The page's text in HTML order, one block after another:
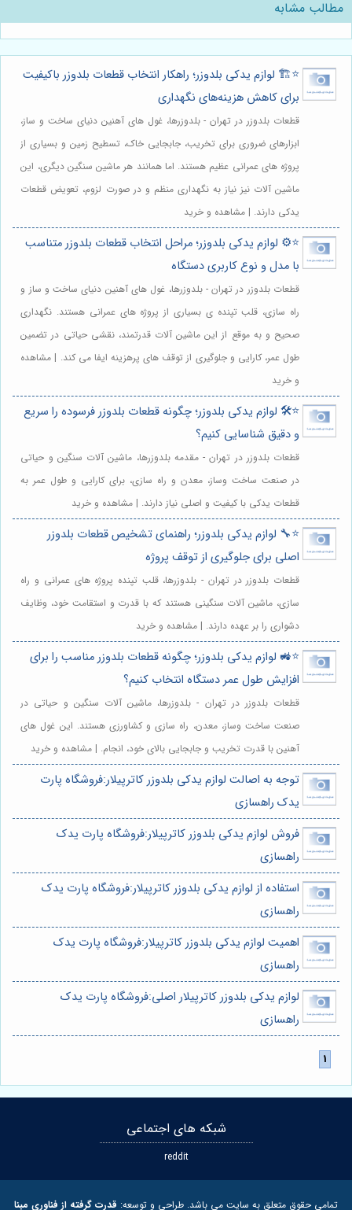
مطالب مشابه
⭐️🏗️ لوازم یدکی بلدوزر؛ راهکار انتخاب قطعات بلدوزر باکیفیت
برای کاهش هزینه‌های نگهداری
قطعات بلدوزر در تهران - بلدوزرها، غول های آهنین دنیای ساخت و ساز،
ابزارهای ضروری برای تخریب، جابجایی خاک، تسطیح زمین و بسیاری از
پروژه های عمرانی عظیم هستند. اما همانند هر ماشین سنگین دیگری، این
ماشین آلات نیز نیاز به نگهداری منظم و در صورت لزوم، تعویض قطعات
یدکی دارند. | مشاهده و خرید
⭐️⚙️ لوازم یدکی بلدوزر؛ مراحل انتخاب قطعات بلدوزر متناسب
با مدل و نوع کاربری دستگاه
قطعات بلدوزر در تهران - بلدوزرها، غول های آهنین دنیای ساخت و ساز و
راه سازی، قلب تپنده ی بسیاری از پروژه های عمرانی هستند. نگهداری
صحیح و به موقع از این ماشین آلات قدرتمند، نقشی حیاتی در تضمین
طول عمر، کارایی و جلوگیری از توقف های پرهزینه ایفا می کند. | مشاهده
و خرید
⭐️🛠️ لوازم یدکی بلدوزر؛ چگونه قطعات بلدوزر فرسوده را سریع
و دقیق شناسایی کنیم؟
قطعات بلدوزر در تهران - مقدمه بلدوزرها، ماشین آلات سنگین و حیاتی
در صنعت ساخت وساز، معدن و راه سازی، برای کارایی و طول عمر به
قطعات یدکی با کیفیت و اصلی نیاز دارند. | مشاهده و خرید
⭐️🔧 لوازم یدکی بلدوزر؛ راهنمای تشخیص قطعات بلدوزر
اصلی برای جلوگیری از توقف پروژه
قطعات بلدوزر در تهران - بلدوزرها، قلب تپنده پروژه های عمرانی و راه
سازی، ماشین آلات سنگینی هستند که با قدرت و استقامت خود، وظایف
دشواری را بر عهده دارند. | مشاهده و خرید
⭐️🚜 لوازم یدکی بلدوزر؛ چگونه قطعات بلدوزر مناسب را برای
افزایش طول عمر دستگاه انتخاب کنیم؟
قطعات بلدوزر در تهران - بلدوزرها، ماشین آلات سنگین و حیاتی در
صنعت ساخت وساز، معدن، راه سازی و کشاورزی هستند. این غول های
آهنین با قدرت تخریب و جابجایی بالای خود، انجام. | مشاهده و خرید
توجه به اصالت لوازم یدکی بلدوزر کاترپیلار:فروشگاه پارت
یدک راهسازی
فروش لوازم یدکی بلدوزر کاترپیلار:فروشگاه پارت یدک
راهسازی
استفاده از لوازم یدکی بلدوزر کاترپیلار:فروشگاه پارت یدک
راهسازی
اهمیت لوازم یدکی بلدوزر کاترپیلار:فروشگاه پارت یدک
راهسازی
لوازم یدکی بلدوزر کاترپیلار اصلی:فروشگاه پارت یدک
راهسازی
شبکه های اجتماعی
reddit
تمامی حقوق متعلق به سایت می باشد. طراحی و توسعه: قدرت گرفته از فناوری مبنا